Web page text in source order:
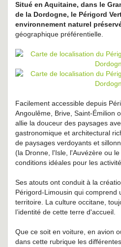
Situé en Aquitaine, dans le
de la Dordogne, le Périgord
environnement naturel
géographique préférentielle.
Facilement accessible depuis
Angoulême, Brive, Saint-Émilion
allie la douceur des paysages
gastronomique et architectural
de paysages verdoyants et
(la Dronne, l'Isle, l'Auvézère ou
conditions idéales pour les
Ses atouts ont conduit à la
Périgord-Limousin qui comprend
territoire. La culture occitane,
l’identité de cette terre d'accueil.
Que ce soit en voiture, en avion
dans cette rubrique les